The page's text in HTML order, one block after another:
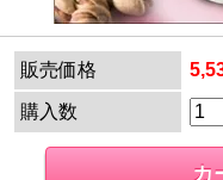
販売価格
購入数